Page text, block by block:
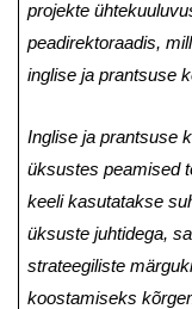
projekte
peadirektoraadis,
inglise ja prantsuse
Inglise ja prantsuse
üksustes peamised
keeli kasutatakse
üksuste juhtidega,
strateegiliste
koostamiseks